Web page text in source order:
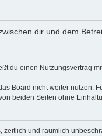
dir und dem
du einen
Board nicht weiter
beiden Seiten ohne
und räumlich